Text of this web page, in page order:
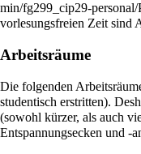
vorlesungsfreien Zeit sind
Arbeitsräume
Die folgenden
studentisch erstritten).
(sowohl kürzer, als auch
Entspannungsecken und -